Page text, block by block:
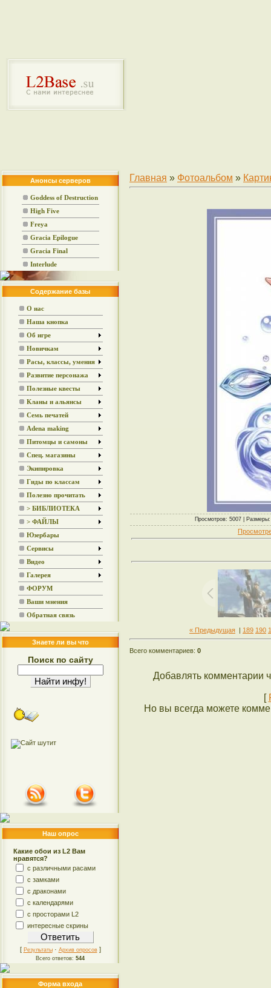
Анонсы серверов
Goddess of Destruction
High Five
Freya
Gracia Epilogue
Gracia Final
Interlude
Содержание базы
О нас
Наша кнопка
Об игре
Новичкам
Расы, классы, умения
Развитие персонажа
Полезные квесты
Кланы и альянсы
Семь печатей
Adena making
Питомцы и самоны
Спец. магазины
Экипировка
Гиды по классам
Полезно прочитать
> БИБЛИОТЕКА
> ФАЙЛЫ
Юзербары
Сервисы
Видео
Галерея
ФОРУМ
Ваши мнения
Обратная связь
Знаете ли вы что
Поиск по сайту
Наш опрос
Какие обои из L2 Вам
нравятся?
с различными расами
с замками
с драконами
с календарями
с просторами L2
интересные скрины
[ Результаты· Архив опросов]
Всего ответов: 544
Форма входа
Главная » Фотоальбом »
Просмотров: 5007 |
« Предыдущая | 189 190
Всего комментариев: 0
Добавлять комментарии
[
Но вы всегда можете